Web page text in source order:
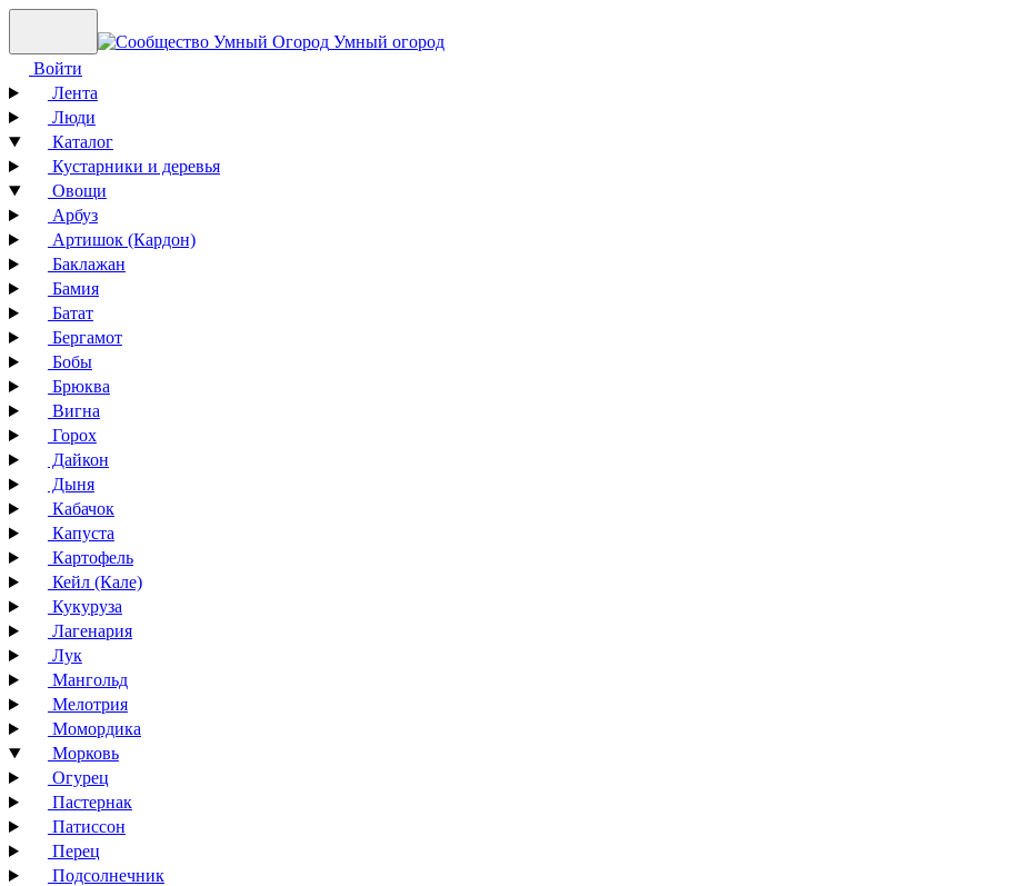
Умный огород
Войти
Лента
Люди
Каталог
Кустарники и деревья
Овощи
Арбуз
Артишок (Кардон)
Баклажан
Бамия
Батат
Бергамот
Бобы
Брюква
Вигна
Горох
Дайкон
Дыня
Кабачок
Капуста
Картофель
Кейл (Кале)
Кукуруза
Лагенария
Лук
Мангольд
Мелотрия
Момордика
Морковь
Огурец
Пастернак
Патиссон
Перец
Подсолнечник